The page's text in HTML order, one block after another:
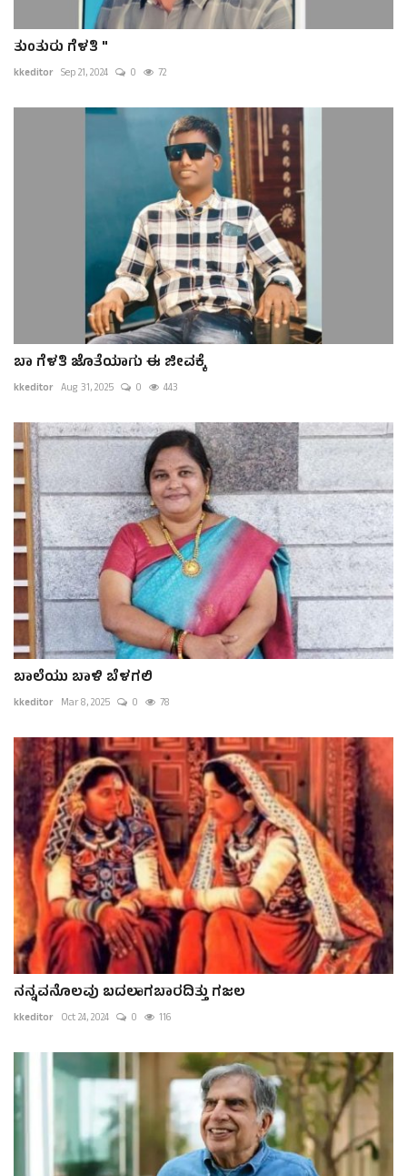
ತುಂತುರು ಗೆಳತಿ "
kkeditor Sep 21, 2024 0 72
ಬಾ ಗೆಳತಿ ಜೊತೆಯಾಗು ಈ ಜೀವಕ್ಕೆ
kkeditor Aug 31, 2025 0 443
ಬಾಲೆಯು ಬಾಳಿ ಬೆಳಗಲಿ
kkeditor Mar 8, 2025 0 78
ನನ್ನವನೊಲವು ಬದಲಾಗಬಾರದಿತ್ತು ಗಜಲ
kkeditor Oct 24, 2024 0 116